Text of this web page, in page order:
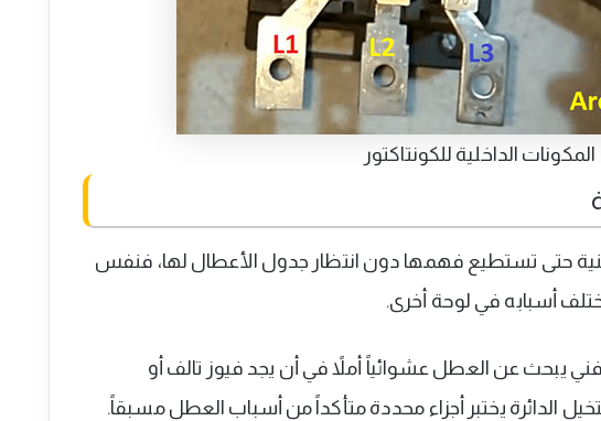
المكونات الداخلية للكونتاكتور
حتى تستطيع فهمها دون انتظار جدول الأعطال لها، فنفس
أسبابه في لوحة أخرى.
يبحث عن العطل عشوائياً أملاً في أن يجد فيوز تالف أو
الدائرة يختبر أجزاء محددة متأكداً من أسباب العطل مسبقاً.